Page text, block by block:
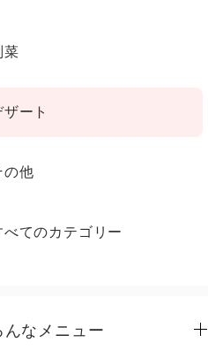
菜
ザート
の他
べてのカテゴリー
んなメニュー